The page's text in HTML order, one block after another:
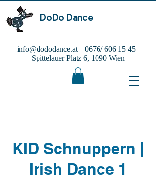
DoDo Dance
info@dododance.at | 0676/606 15 45 |
Spittelauer Platz 6, 1090 Wien
KID Schnuppern |
Irish Dance 1